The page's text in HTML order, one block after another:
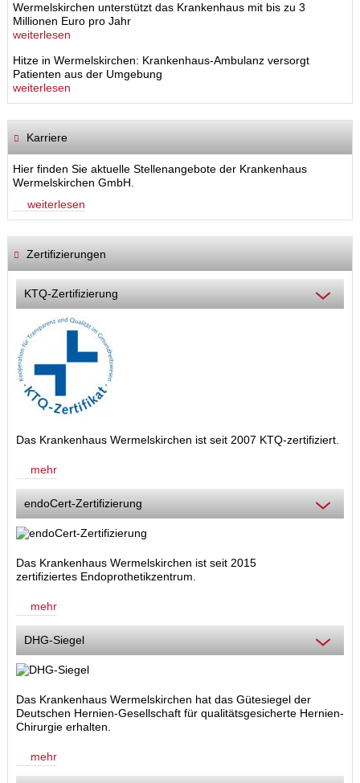
Wermelskirchen unterstützt das Krankenhaus mit bis zu 3
Millionen Euro pro Jahr
weiterlesen
Hitze in Wermelskirchen: Krankenhaus-Ambulanz versorgt
Patienten aus der Umgebung
weiterlesen
Karriere
Hier finden Sie aktuelle Stellenangebote der Krankenhaus
Wermelskirchen GmbH.
weiterlesen
Zertifizierungen
KTQ-Zertifizierung
Das Krankenhaus Wermelskirchen ist seit 2007 KTQ-zertifiziert.
mehr
endoCert-Zertifizierung
Das Krankenhaus Wermelskirchen ist seit 2015
zertifiziertes Endoprothetikzentrum.
mehr
DHG-Siegel
Das Krankenhaus Wermelskirchen hat das Gütesiegel der
Deutschen Hernien-Gesellschaft für qualitätsgesicherte Hernien-
Chirurgie erhalten.
mehr